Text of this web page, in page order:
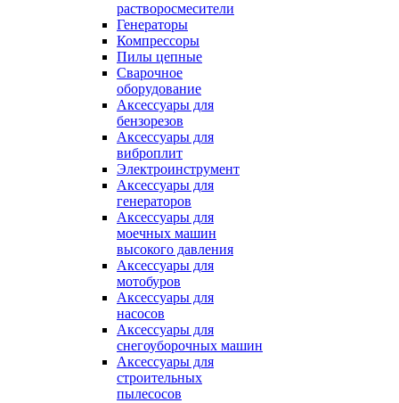
растворосмесители
Генераторы
Компрессоры
Пилы цепные
Сварочное
оборудование
Аксессуары для
бензорезов
Аксессуары для
виброплит
Электроинструмент
Аксессуары для
генераторов
Аксессуары для
моечных машин
высокого давления
Аксессуары для
мотобуров
Аксессуары для
насосов
Аксессуары для
снегоуборочных машин
Аксессуары для
строительных
пылесосов